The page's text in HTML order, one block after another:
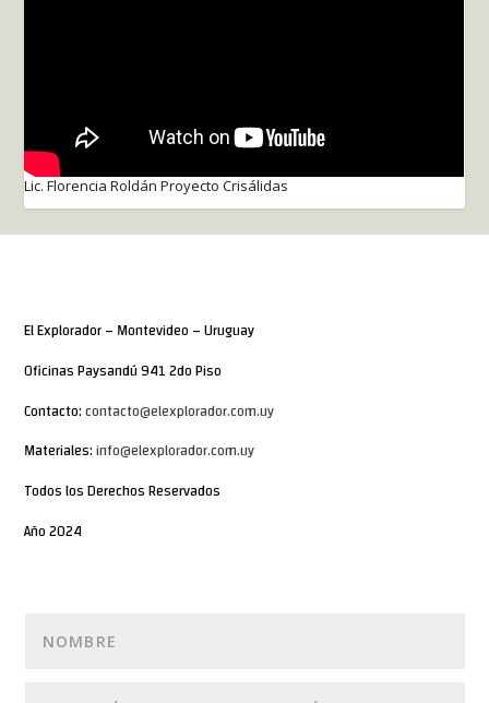
Lic. Florencia Roldán Proyecto Crisálidas
El Explorador – Montevideo – Uruguay
Oficinas Paysandú 941 2do Piso
Contacto:contacto@elexplorador.com.uy
Materiales:info@elexplorador.com.uy
Todos los Derechos Reservados
Año 2024